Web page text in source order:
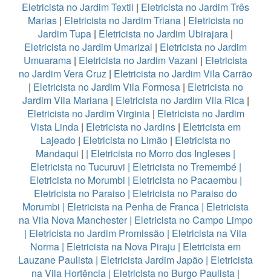
Eletricista no Jardim Textil | Eletricista no Jardim Três
Marias| Eletricista no Jardim Triana| Eletricista no
Jardim Tupa | Eletricista no Jardim Ubirajara |
Eletricista no Jardim Umarizal | Eletricista no Jardim
Umuarama | Eletricista no Jardim Vazani | Eletricista
no Jardim Vera Cruz | Eletricista no Jardim Vila Carrão
| Eletricista no Jardim Vila Formosa| Eletricista no
Jardim Vila Mariana| Eletricista no Jardim Vila Rica|
Eletricista no Jardim Virginia| Eletricista no Jardim
Vista Linda | Eletricista no Jardins | Eletricista em
Lajeado | Eletricista no Limão | Eletricista no
Mandaqui | | Eletricista no Morro dos Ingleses |
Eletricista no Tucuruvi | Eletricista no Tremembé|
Eletricista no Morumbi | Eletricista no Pacaembu |
Eletricista no Paraiso | Eletricista no Paraiso do
Morumbi | Eletricista na Penha de Franca | Eletricista
na Vila Nova Manchester| Eletricista no Campo Limpo
| Eletricista no Jardim Promissão | Eletricista na Vila
Norma | Eletricista na Nova Piraju | Eletricista em
Lauzane Paulista | Eletricista Jardim Japão | Eletricista
na Vila Hortência | Eletricista no Burgo Paulista |